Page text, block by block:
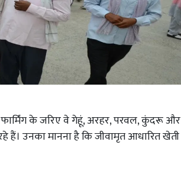
फार्मिंग के जरिए वे गेहूं, अरहर, परवल, कुंदरू और
उनका मानना है कि जीवामृत आधारित खेती